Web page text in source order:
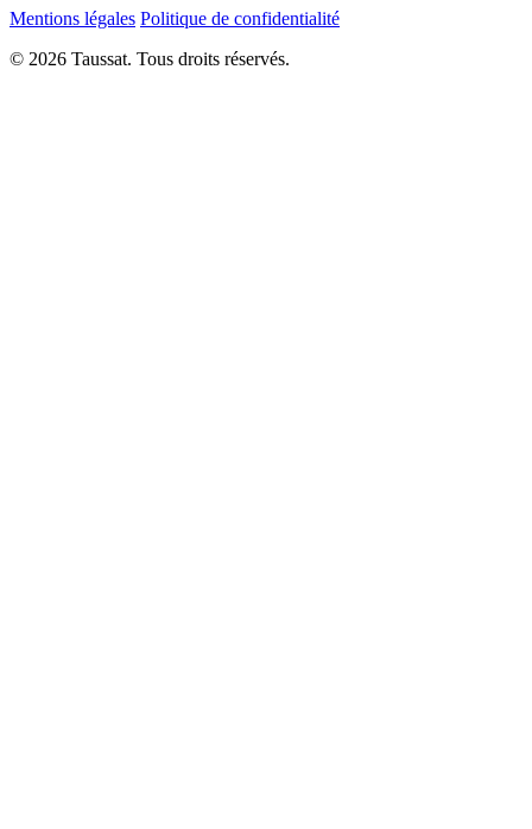
Mentions légales Politique de confidentialité
© 2026 Taussat. Tous droits réservés.